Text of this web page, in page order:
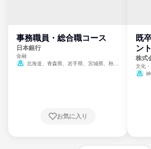
事務職員・総合職コース
日本銀行
金融
北海道、青森県、岩手県、宮城県、秋田
崎県、熊本県、大分県、宮崎県、鹿児島県、
お気に入り
既
ン
門
株式
文化
ミ、